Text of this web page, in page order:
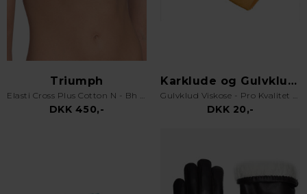
Triumph
Elasti Cross Plus Cotton N - Bh uden bøjle - Hvid
DKK 450,-
Karklude og Gulvklude
Gulvklud Viskose - Pro Kvalitet - Orange
DKK 20,-